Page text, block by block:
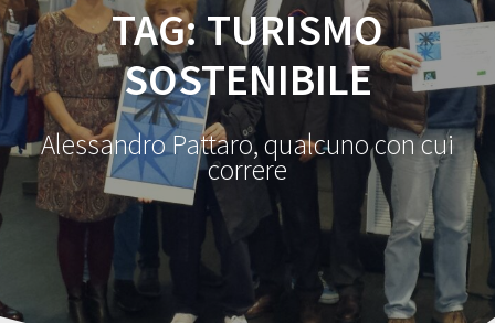
TAG:TURISMO
SOSTENIBILE
Alessandro Pattaro, qualcuno con cui
correre